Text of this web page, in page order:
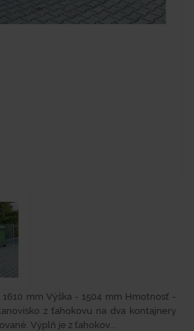
mm Výška - 1504 mm Hmotnosť -
z ťahokovu na dva kontajnery
Výplň je z ťahokov...